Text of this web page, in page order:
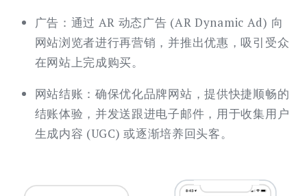
广告：通过 AR 动态广告 (AR Dynamic Ad) 向
网站浏览者进行再营销，并推出优惠，吸引受众
在网站上完成购买。
网站结账：确保优化品牌网站，提供快捷顺畅的
结账体验，并发送跟进电子邮件，用于收集用户
生成内容 (UGC) 或逐渐培养回头客。